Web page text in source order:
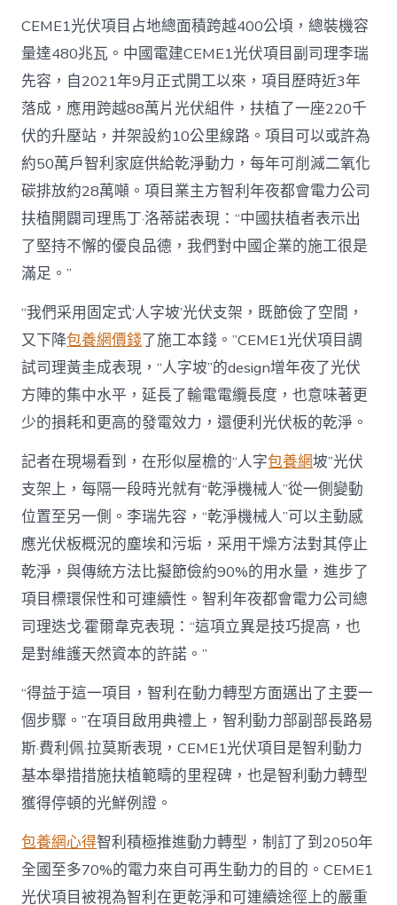
_
中
查
包
養
網
心
得
國
網〉
中
CEME1光伏項目占地總面積跨越400公頃，總裝機容
量達480兆瓦。中國電建CEME1光伏項目副司理李瑞
先容，自2021年9月正式開工以來，項目歷時近3年
落成，應用跨越88萬片光伏組件，扶植了一座220千
伏的升壓站，并架設約10公里線路。項目可以或許為
約50萬戶智利家庭供給乾淨動力，每年可削減二氧化
碳排放約28萬噸。項目業主方智利年夜都會電力公司
扶植開闢司理馬丁·洛蒂諾表現：“中國扶植者表示出
了堅持不懈的優良品德，我們對中國企業的施工很是
滿足。”
“我們采用固定式‘人字坡’光伏支架，既節儉了空間，
又下降包養網價錢了施工本錢。”CEME1光伏項目調
試司理黃圭成表現，“人字坡”的design增年夜了光伏
方陣的集中水平，延長了輸電電纜長度，也意味著更
少的損耗和更高的發電效力，還便利光伏板的乾淨。
記者在現場看到，在形似屋檐的“人字包養網坡”光伏
支架上，每隔一段時光就有“乾淨機械人”從一側變動
位置至另一側。李瑞先容，“乾淨機械人”可以主動感
應光伏板概況的塵埃和污垢，采用干燥方法對其停止
乾淨，與傳統方法比擬節儉約90%的用水量，進步了
項目標環保性和可連續性。智利年夜都會電力公司總
司理迭戈·霍爾韋克表現：“這項立異是技巧提高，也
是對維護天然資本的許諾。”
“得益于這一項目，智利在動力轉型方面邁出了主要一
個步驟。”在項目啟用典禮上，智利動力部副部長路易
斯·費利佩·拉莫斯表現，CEME1光伏項目是智利動力
基本舉措措施扶植範疇的里程碑，也是智利動力轉型
獲得停頓的光鮮例證。
包養網心得智利積極推進動力轉型，制訂了到2050年
全國至多70%的電力來自可再生動力的目的。CEME1
光伏項目被視為智利在更乾淨和可連續途徑上的嚴重